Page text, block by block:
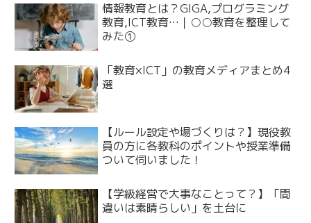
情報教育とは？GIGA,プログラミング
教育,ICT教育…｜○○教育を整理して
みた①
「教育×ICT」の教育メディアまとめ4
選
【ルール設定や場づくりは？】現役教
員の方に各教科のポイントや授業準備
ついて伺いました！
【学級経営で大事なことって？】「間
違いは素晴らしい」を土台に